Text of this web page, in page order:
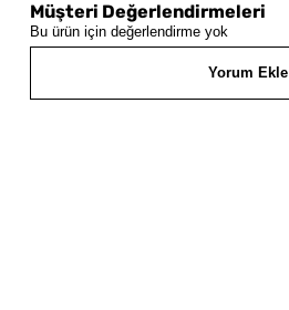
Müşteri Değerlendirmeleri
Bu ürün için değerlendirme yok
Yorum Ekle